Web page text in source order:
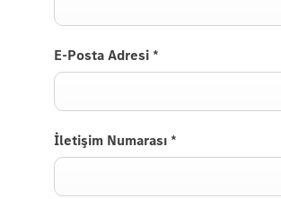
E-Posta Adresi *
İletişim Numarası *